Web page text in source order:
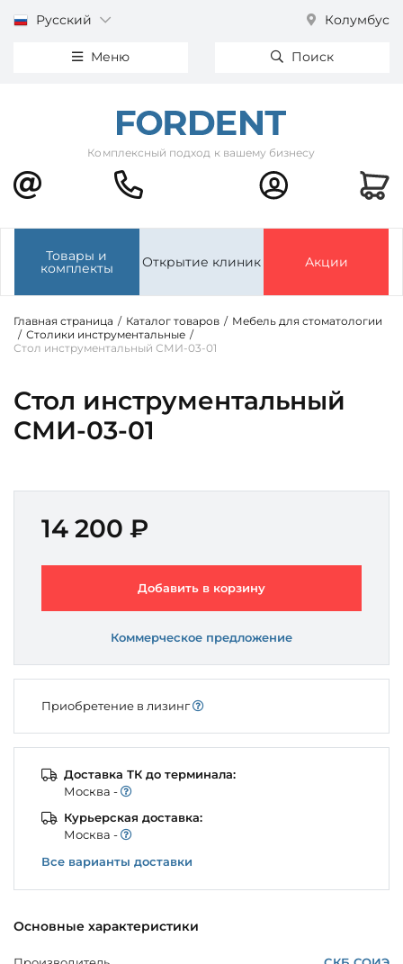
Русский Колумбус
Меню Поиск
Комплексный подход к вашему бизнесу
Товары и
комплекты Открытие клиник Акции
Главная страница / Каталог товаров / Мебель для стоматологии
/ Столики инструментальные /
Стол инструментальный СМИ-03-01
Стол инструментальный
СМИ-03-01
Основные характеристики
14 200 ₽
Добавить в корзину
Коммерческое предложение
Приобретение в лизинг
Доставка ТК до терминала:
Моcква -
Курьерская доставка:
Моcква -
Все варианты доставки